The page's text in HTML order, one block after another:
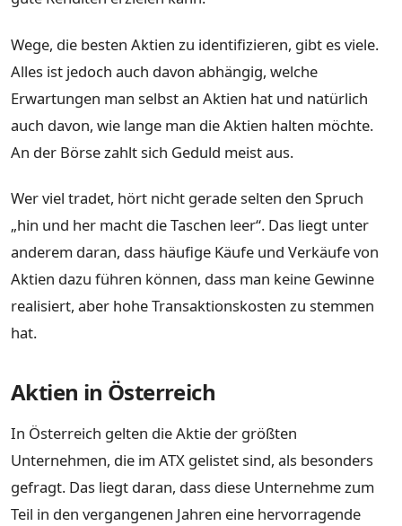
Wege, die besten Aktien zu identifizieren, gibt es viele.
Alles ist jedoch auch davon abhängig, welche
Erwartungen man selbst an Aktien hat und natürlich
auch davon, wie lange man die Aktien halten möchte.
An der Börse zahlt sich Geduld meist aus.
Wer viel tradet, hört nicht gerade selten den Spruch
„hin und her macht die Taschen leer“. Das liegt unter
anderem daran, dass häufige Käufe und Verkäufe von
Aktien dazu führen können, dass man keine Gewinne
realisiert, aber hohe Transaktionskosten zu stemmen
hat.
Aktien in Österreich
In Österreich gelten die Aktie der größten
Unternehmen, die im ATX gelistet sind, als besonders
gefragt. Das liegt daran, dass diese Unternehme zum
Teil in den vergangenen Jahren eine hervorragende